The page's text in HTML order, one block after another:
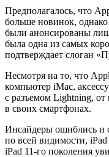
Предполагалось, что
больше новинок,
были анонсированы
была одна из самых
подтверждает слоган
Несмотря на то, что
компьютер iMac,
с разъемом Lightning, от
в своих смартфонах.
Инсайдеры ошиблись и
по всей видимости,
iPad 11-го поколения